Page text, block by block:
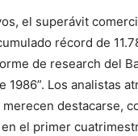
el superávit
récord de
de research del
1986”. Los analistas
destacarse,
el primer